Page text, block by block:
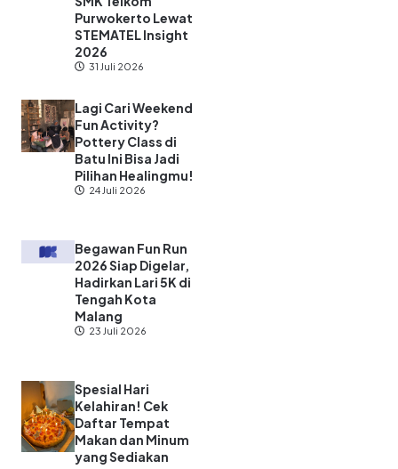
Selorejo Run 2026
Siap Digelar, Lari
Indahnya Waduk
Selorejo
20 Juli 2026
Siap-Siap Thrifting
Playmarket 2026
Gelar Event Gratis
di Malang
20 Juli 2026
5 Ide Lomba 17
dan Dijamin Bikin
Ngakak
17 Juli 2026